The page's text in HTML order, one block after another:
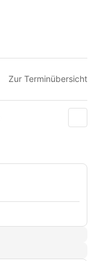
Zur Terminübersicht